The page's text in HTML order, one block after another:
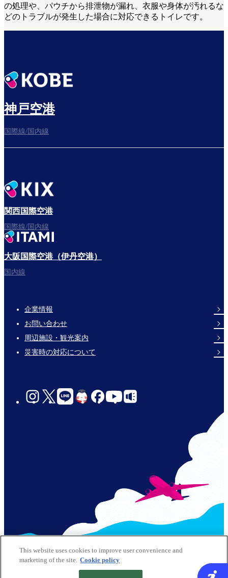
の処理や、パウチから排泄物が漏れ、衣服や身体が汚れるな
どのトラブルが発生した場合に対応できるトイレです。
神戸空港
国際線/国内線
関西国際空港
国際線/国内線
大阪国際空港（伊丹空港）
国内線
Footer
Links
企業情報
お問い合わせ
周辺施設・観光案内
災害時の対応について
social-
© 2026 Kobe Airport All Rights Reserved
サイトポリシー クッキーポリシー
This website uses cookies to improve user convenience and
marketing of the site. Cookie policy